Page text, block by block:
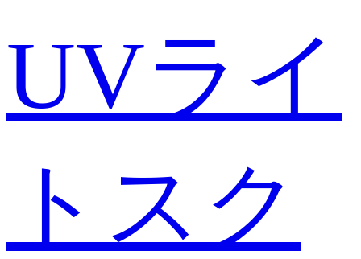
UVライ
トスク